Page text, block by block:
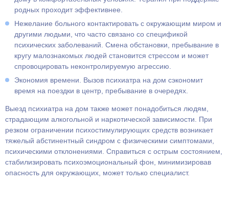
родных проходит эффективнее.
Нежелание больного контактировать с окружающим миром и
другими людьми, что часто связано со спецификой
психических заболеваний. Смена обстановки, пребывание в
кругу малознакомых людей становится стрессом и может
спровоцировать неконтролируемую агрессию.
Экономия времени. Вызов психиатра на дом сэкономит
время на поездки в центр, пребывание в очередях.
Выезд психиатра на дом также может понадобиться людям,
страдающим алкогольной и наркотической зависимости. При
резком ограничении психостимулирующих средств возникает
тяжелый абстинентный синдром с физическими симптомами,
психическими отклонениями. Справиться с острым состоянием,
стабилизировать психоэмоциональный фон, минимизировав
опасность для окружающих, может только специалист.